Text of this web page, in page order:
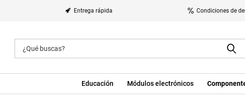
Entrega rápida Condiciones de
Educación Módulos electrónicos